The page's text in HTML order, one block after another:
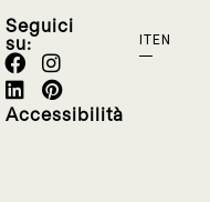
Seguici
su:
Accessibilità
ITEN